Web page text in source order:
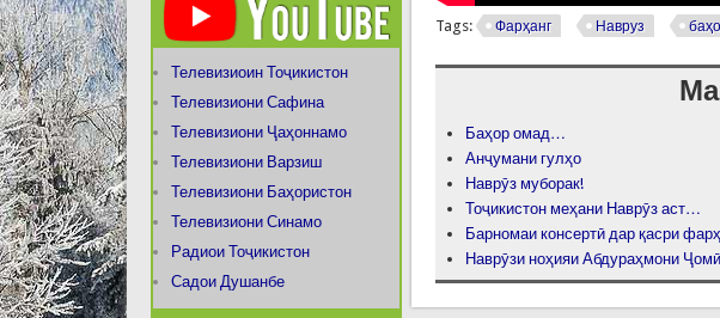
Tags: Фарҳанг Навруз
Баҳор омад…
Анҷумани гулҳо
Наврӯз муборак!
Тоҷикистон меҳани Наврӯз аст…
Барномаи консертӣ дар қасри
Наврӯзи ноҳияи Абдураҳмони Ҷомӣ
Телевизиоин Тоҷикистон
Телевизиони Сафина
Телевизиони Ҷаҳоннамо
Телевизиони Варзиш
Телевизиони Баҳористон
Телевизиони Синамо
Радиои Тоҷикистон
Садои Душанбе